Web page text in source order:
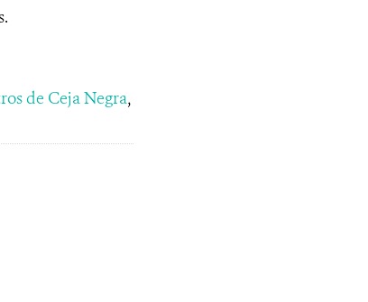
de Ceja Negra,